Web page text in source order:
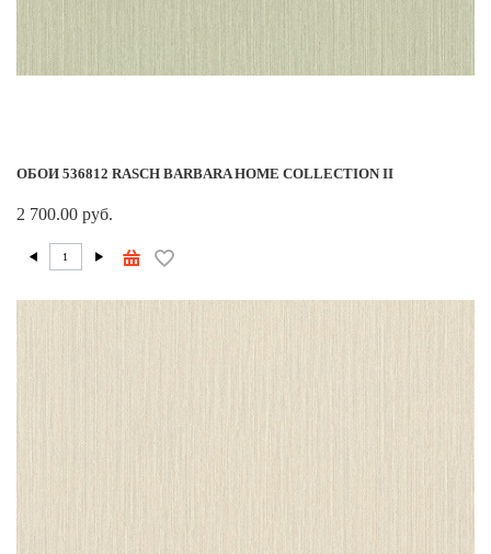
ОБОИ 536812 RASCH BARBARA HOME COLLECTION II
2 700.00 руб.